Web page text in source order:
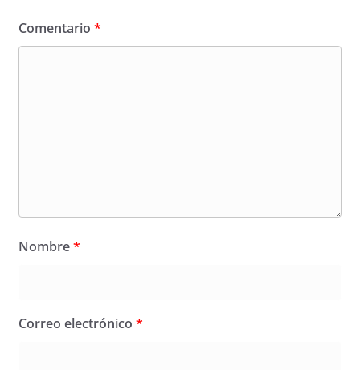
Comentario *
Nombre*
Correo electrónico *